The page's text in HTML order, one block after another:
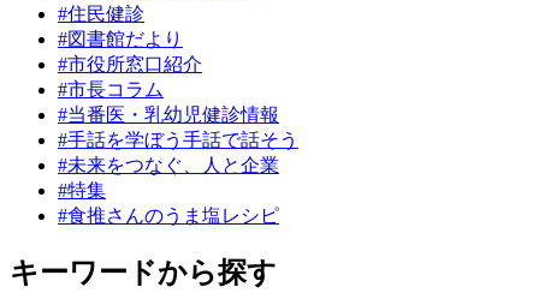
#住民健診
#図書館だより
#市役所窓口紹介
#市長コラム
#当番医・乳幼児健診情報
#手話を学ぼう手話で話そう
#未来をつなぐ、人と企業
#特集
#食推さんのうま塩レシピ
キーワードから探す